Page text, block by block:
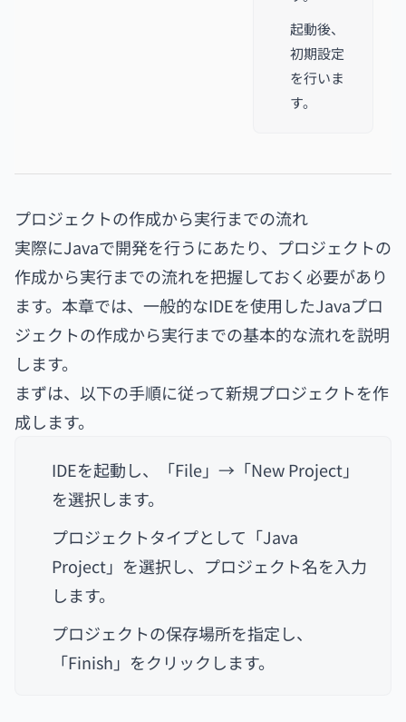
起動後、
初期設定
を行いま
す。
プロジェクトの作成から実行までの流れ
実際にJavaで開発を行うにあたり、プロジェクトの
作成から実行までの流れを把握しておく必要があり
ます。 本章では、一般的なIDEを使用したJavaプロ
ジェクトの作成から実行までの基本的な流れを説明
します。
まずは、以下の手順に従って新規プロジェクトを作
成します。
IDEを起動し、「File」→「New Project」
を選択します。
プロジェクトタイプとして「Java
Project」を選択し、プロジェクト名を入力
します。
プロジェクトの保存場所を指定し、
「Finish」をクリックします。